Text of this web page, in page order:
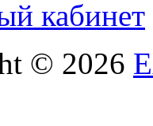
кабинет
© 2026